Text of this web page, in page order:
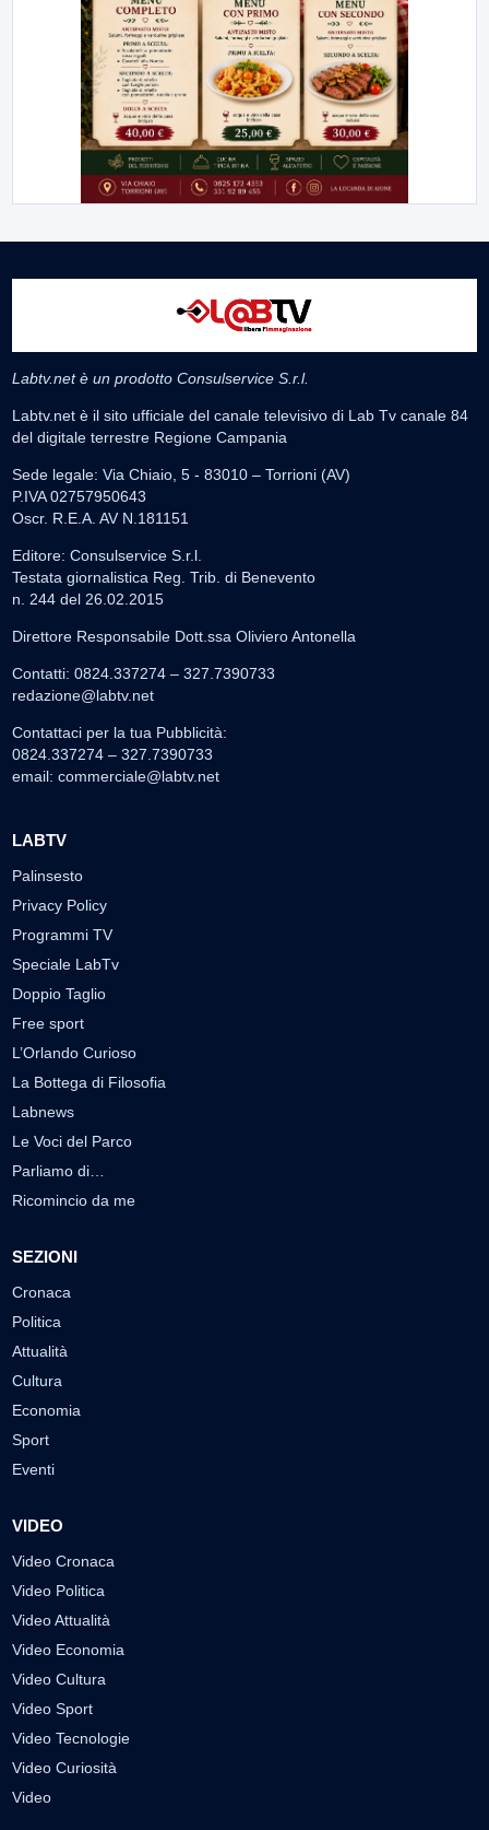
Labtv.net è un prodotto Consulservice S.r.l.
Labtv.net è il sito ufficiale del canale televisivo di Lab Tv canale 84
del digitale terrestre Regione Campania
Sede legale: Via Chiaio, 5 - 83010 – Torrioni (AV)
P.IVA 02757950643
Oscr. R.E.A. AV N.181151
Editore: Consulservice S.r.l.
Testata giornalistica Reg. Trib. di Benevento
n. 244 del 26.02.2015
Direttore Responsabile Dott.ssa Oliviero Antonella
Contatti: 0824.337274 – 327.7390733
redazione@labtv.net
Contattaci per la tua Pubblicità:
0824.337274 – 327.7390733
email: commerciale@labtv.net
LABTV
Palinsesto
Privacy Policy
Programmi TV
Speciale LabTv
Doppio Taglio
Free sport
L’Orlando Curioso
La Bottega di Filosofia
Labnews
Le Voci del Parco
Parliamo di…
Ricomincio da me
SEZIONI
Cronaca
Politica
Attualità
Cultura
Economia
Sport
Eventi
VIDEO
Video Cronaca
Video Politica
Video Attualità
Video Economia
Video Cultura
Video Sport
Video Tecnologie
Video Curiosità
Video